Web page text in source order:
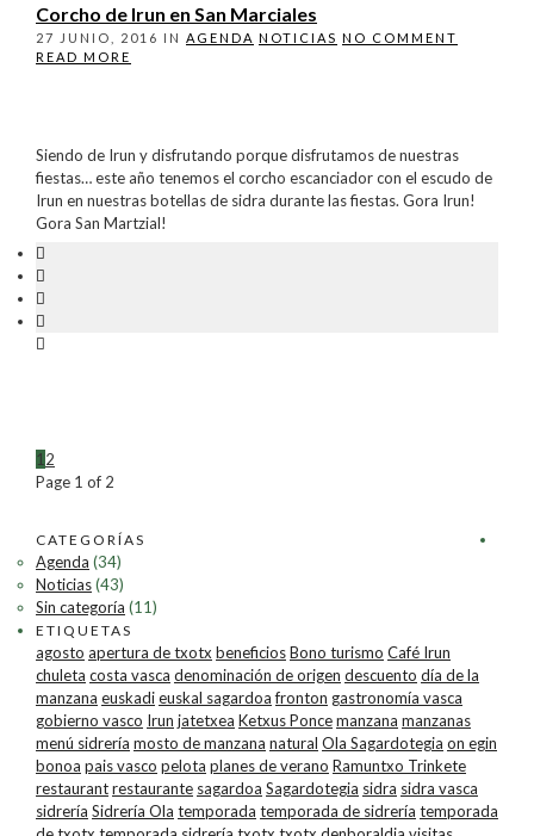
Corcho de Irun en San Marciales
27 JUNIO, 2016 IN AGENDA NOTICIAS NO COMMENT
READ MORE
Siendo de Irun y disfrutando porque disfrutamos de nuestras
fiestas… este año tenemos el corcho escanciador con el escudo de
Irun en nuestras botellas de sidra durante las fiestas. Gora Irun!
Gora San Martzial!
12
Page 1 of 2
CATEGORÍAS
Agenda (34)
Noticias(43)
Sin categoría (11)
ETIQUETAS
agosto apertura de txotx beneficiosBono turismo Café Irun
chuleta costa vasca denominación de origen descuento día de la
manzana euskadieuskal sagardoa fronton gastronomía vasca
gobierno vasco Irun jatetxea Ketxus Poncemanzana manzanas
menú sidrería mosto de manzana natural Ola Sagardotegia on egin
bonoa pais vasco pelota planes de verano Ramuntxo Trinkete
restaurantrestaurante sagardoa Sagardotegia sidra sidra vasca
sidrería Sidrería Ola temporada temporada de sidrería temporada